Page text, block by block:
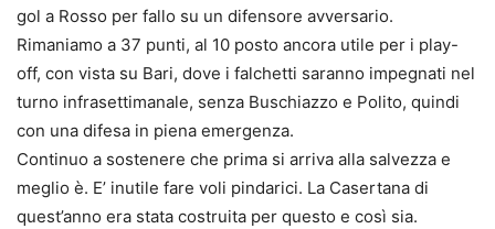
gol a Rosso per fallo su un difensore avversario.
Rimaniamo a 37 punti, al 10 posto ancora utile per i play-
off, con vista su Bari, dove i falchetti saranno impegnati nel
turno infrasettimanale, senza Buschiazzo e Polito, quindi
con una difesa in piena emergenza.
Continuo a sostenere che prima si arriva alla salvezza e
meglio è. E’ inutile fare voli pindarici. La Casertana di
quest’anno era stata costruita per questo e così sia.